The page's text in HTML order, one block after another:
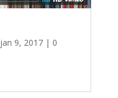
jan 9, 2017| 0